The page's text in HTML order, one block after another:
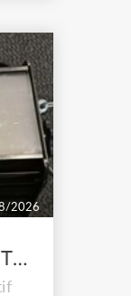
2026
12x Lustr Selador ETC Led 7x colors filtres